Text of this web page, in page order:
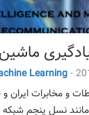
ماشین
Learning-
و مخابرات ایران